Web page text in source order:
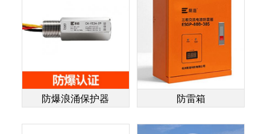
防爆浪涌保护器 防雷箱